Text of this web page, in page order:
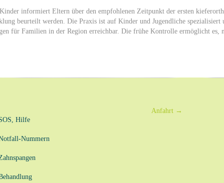
informiert Eltern über den empfohlenen Zeitpunkt der ersten
beurteilt werden. Die Praxis ist auf Kinder und Jugendliche
für Familien in der Region erreichbar. Die frühe Kontrolle ermöglicht es,
Hilfe
Nummern
Anfahrt →